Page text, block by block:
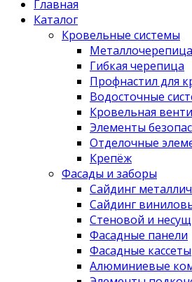
Главная
Каталог
Кровельные системы
Металлочерепица
Гибкая черепица
Профнастил для
Водосточные
Кровельная
Элементы
Отделочные
Крепёж
Фасады и заборы
Сайдинг
Сайдинг
Стеновой и
Фасадные панели
Фасадные кассеты
Алюминиевые